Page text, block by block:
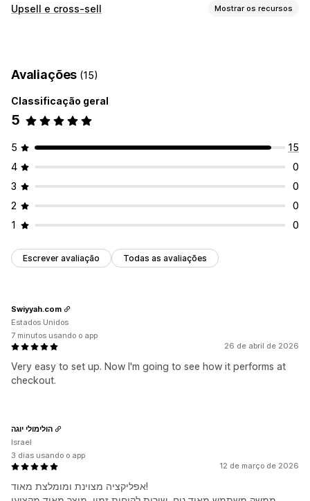
Exibição do carrinho
Recomendações de produtos
Compre mais, economize mais
Descontos em massa
Personalização de checkout
Descontos automáticos Upsell com um clique
Upsell e cross-sell Mostrar os recursos
Ofertas e recomendações
Brindes Frete grátis
Produtos frequentemente comprados juntos
Análises
Taxas de cliques Taxas de conversão
Desempenho da recomendação Desempenho do funil
Avaliações (15)
Classificação geral
5
5
15
4
0
3
0
2
0
1
0
Escrever avaliação Todas as avaliações
26 de abril de 2026
Very easy to set up. Now I'm going to see how it performs at
checkout.
Swiyyah.com
Estados Unidos
7 minutos usando o app
12 de março de 2026
אפליקציה מצוינת ומומלצת מאוד!
הולימולי יוגה
Israel
3 dias usando o app